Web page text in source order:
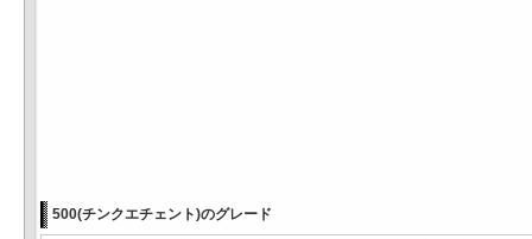
500(チンクエチェント)のグレード